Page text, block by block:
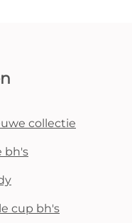
collectie
bh's
cup bh's